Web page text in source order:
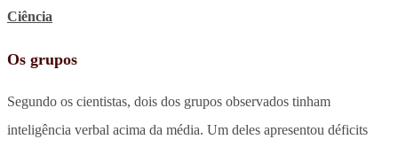
Ciência
Os grupos
Segundo os cientistas, dois dos grupos observados tinham
inteligência verbal acima da média. Um deles apresentou déficits